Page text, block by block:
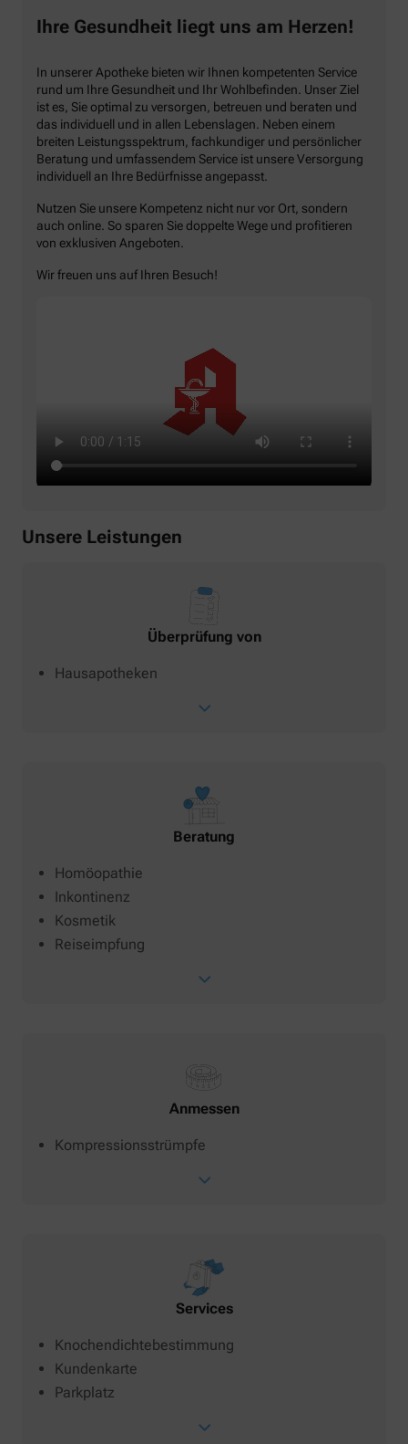
Ihre Gesundheit liegt uns am Herzen!
In unserer Apotheke bieten wir Ihnen kompetenten Service
rund um Ihre Gesundheit und Ihr Wohlbefinden. Unser Ziel
ist es, Sie optimal zu versorgen, betreuen und beraten und
das individuell und in allen Lebenslagen. Neben einem
breiten Leistungsspektrum, fachkundiger und persönlicher
Beratung und umfassendem Service ist unsere Versorgung
individuell an Ihre Bedürfnisse angepasst.
Nutzen Sie unsere Kompetenz nicht nur vor Ort, sondern
auch online. So sparen Sie doppelte Wege und profitieren
von exklusiven Angeboten.
Wir freuen uns auf Ihren Besuch!
Unsere Leistungen
Überprüfung von
Hausapotheken
Beratung
Homöopathie
Inkontinenz
Kosmetik
Reiseimpfung
Anmessen
Kompressionsstrümpfe
Services
Knochendichtebestimmung
Kundenkarte
Parkplatz